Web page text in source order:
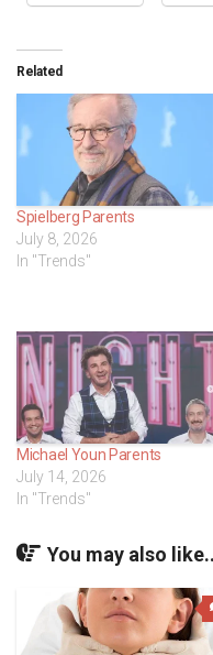
Related
Spielberg Parents
July 8, 2026
In "Trends"
Michael Youn Parents
July 14, 2026
In "Trends"
You may also